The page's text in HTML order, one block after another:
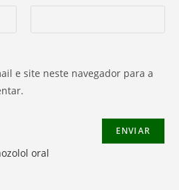
e site neste navegador para a
oral